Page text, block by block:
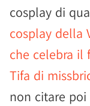
cosplay di
cosplay della
che celebra il
Tifa di
non citare poi